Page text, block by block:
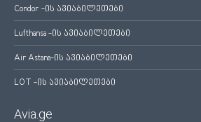
Condor -ის ავიაბილეთები
Lufthansa -ის ავიაბილეთები
Air Astana-ის ავიაბილეთები
LOT -ის ავიაბილეთები
Avia.ge